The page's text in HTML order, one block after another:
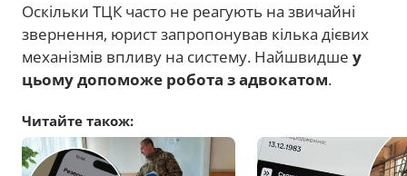
Оскільки ТЦК часто не реагують на звичайні
звернення, юрист запропонував кілька дієвих
механізмів впливу на систему. Найшвидше у
цьому допоможе робота з адвокатом.
Читайте також: